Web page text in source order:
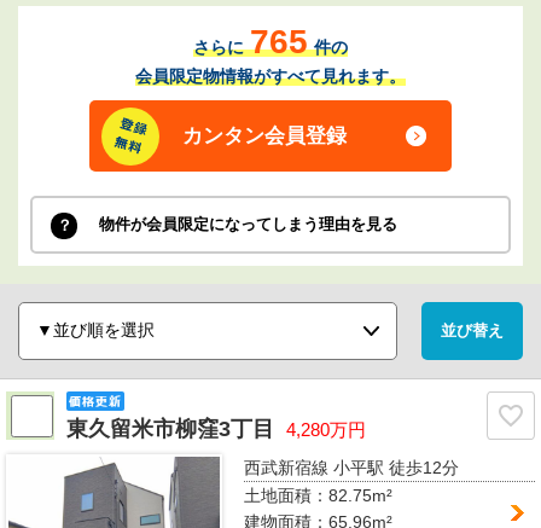
さらに 765 件の
会員限定物情報がすべて見れます。
カンタン会員登録
物件が会員限定になってしまう理由を見る
東久留米市柳窪3丁目 4,280万円
西武新宿線 小平駅徒歩12分
土地面積：82.75m²
建物面積：65.96m²